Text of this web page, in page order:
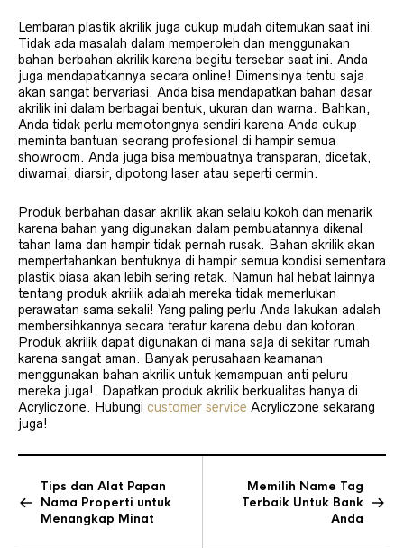
Lembaran plastik akrilik juga cukup mudah ditemukan saat ini.
Tidak ada masalah dalam memperoleh dan menggunakan
bahan berbahan akrilik karena begitu tersebar saat ini. Anda
juga mendapatkannya secara online! Dimensinya tentu saja
akan sangat bervariasi. Anda bisa mendapatkan bahan dasar
akrilik ini dalam berbagai bentuk, ukuran dan warna. Bahkan,
Anda tidak perlu memotongnya sendiri karena Anda cukup
meminta bantuan seorang profesional di hampir semua
showroom. Anda juga bisa membuatnya transparan, dicetak,
diwarnai, diarsir, dipotong laser atau seperti cermin.
Produk berbahan dasar akrilik akan selalu kokoh dan menarik
karena bahan yang digunakan dalam pembuatannya dikenal
tahan lama dan hampir tidak pernah rusak. Bahan akrilik akan
mempertahankan bentuknya di hampir semua kondisi sementara
plastik biasa akan lebih sering retak. Namun hal hebat lainnya
tentang produk akrilik adalah mereka tidak memerlukan
perawatan sama sekali! Yang paling perlu Anda lakukan adalah
membersihkannya secara teratur karena debu dan kotoran.
Produk akrilik dapat digunakan di mana saja di sekitar rumah
karena sangat aman. Banyak perusahaan keamanan
menggunakan bahan akrilik untuk kemampuan anti peluru
mereka juga!. Dapatkan produk akrilik berkualitas hanya di
Acryliczone. Hubungi customer service Acryliczone sekarang
juga!
Tips dan Alat Papan
Nama Properti untuk
Menangkap Minat
Memilih Name Tag
Terbaik Untuk Bank
Anda